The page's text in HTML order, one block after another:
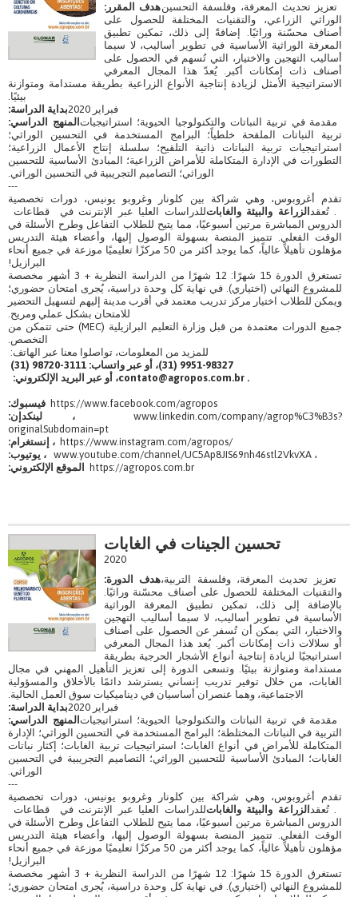
هدف المقرر:تعزيز تحديث المعرفة، وفلسفة التحسين
الوراثي الزراعي، والتقنيات المختلفة للحصول على
أصناف محسّنة وراثيًا. إضافةً إلى ذلك، تمكين تطبيق
المعرفة الوراثية الأساسية في تطوير أساليب، لا سيما
أساليب التهجين والاختيار، التي تُسهم في الحصول على
أصناف ذات إمكانات أكبر. يُعدّ هذا المجال المعرفي
الاستراتيجية الأمثل لزيادة إنتاجية الأنواع الزراعية بطريقة مستدامة ومتوازنة
بيئيًا.
بداية الدراسة:
فبراير 2020
المنهج الدراسي: مقدمة في تربية النباتات والتكنولوجيا الحيوية؛ استراتيجيات
تربية النباتات الملقحة خلطياً؛ البرامج المستخدمة في التحسين الوراثي؛
استراتيجيات تربية النباتات ذاتية التلقيح؛ سلسلة إنتاج الأعمال الزراعية؛
التطورات في الإدارة المتكاملة للأمراض الزراعية؛ المبادئ الأساسية للتحسين
الوراثي؛ التصاميم التجريبية في التحسين الوراثي.
---
تقدم أغروبوس، وهي شراكة بين كلونار وغروبو يونيس، دورات تخصصية
للدراسات العليا عبر الإنترنت في قطاعاتالزراعة والبيئة والغابات . تُعقد
الدروس المباشرة مرتين أسبوعيًا، مما يتيح للطلاب التفاعل وطرح الأسئلة في
الوقت الفعلي. تتميز المنصة بسهولة الوصول إليها، وأعضاء هيئة التدريس
مؤهلون تأهيلاً عالياً، كما يوجد أكثر من 50 مركزًا تعليميًا موزعة في جميع أنحاء
البرازيل!
تستغرق الدورة 15 شهرًا: 12 شهرًا من الدراسة النظرية + 3 أشهر مخصصة
للمشروع النهائي (اختياري). في نهاية كل وحدة دراسية، يُجرى امتحان حضوري؛
ويمكن للطلاب اختيار مركز تدريب معتمد في أقرب مدينة إليهم لتسهيل التحضير
للامتحان بشكل عملي ومريح.
جميع الدورات معتمدة من قبل وزارة التعليم البرازيلية (MEC) حتى تتمكن من
التخصص.
للمزيد من المعلومات، تواصلوا معنا عبر الهاتف:
9951-98327 (31)، أو عبر واتساب: 3111-98720 (31)
، أو عبر البريد الإلكتروني:contato@agropos.com.br .
فيسبوك: https://www.facebook.com/agropos
، لينكدإن:www.linkedin.com/company/agrop%C3%B3s?
originalSubdomain=pt
، إنستغرام: https://www.instagram.com/agropos/
، يوتيوب: www.youtube.com/channel/UC5Ap8JIS69nh46stl2VkvXA ،
الموقع الإلكتروني:
https://agropos.com.br
تحسين الجينات في الغابات
2020
هدف الدورة:تعزيز تحديث المعرفة، وفلسفة التربية،
والتقنيات المختلفة للحصول على أصناف محسّنة وراثيًا.
بالإضافة إلى ذلك، تمكين تطبيق المعرفة الوراثية
الأساسية في تطوير أساليب، لا سيما أساليب التهجين
والاختيار، التي يمكن أن تُسفر عن الحصول على أصناف
أو سلالات ذات إمكانات أكبر. يُعد هذا المجال المعرفي
استراتيجيًا لزيادة إنتاجية أنواع الأشجار الحرجية بطريقة
مستدامة ومتوازنة بيئيًا. وتسعى الدورة إلى تعزيز التأهيل المهني في مجال
الغابات، من خلال توفير تدريب إنساني يسترشد دائمًا بالأخلاق والمسؤولية
الاجتماعية، وهما عنصران أساسيان في ديناميكيات سوق العمل الحالية.
بداية الدراسة:
فبراير 2020
المنهج الدراسي: مقدمة في تربية النباتات والتكنولوجيا الحيوية؛ استراتيجيات
التربية في النباتات المختلطة؛ البرامج المستخدمة في التحسين الوراثي؛ الإدارة
المتكاملة للأمراض في أنواع الغابات؛ استراتيجيات تربية الغابات؛ إكثار نباتات
الغابات؛ المبادئ الأساسية للتحسين الوراثي؛ التصاميم التجريبية في التحسين
الوراثي.
---
تقدم أغروبوس، وهي شراكة بين كلونار وغروبو يونيس، دورات تخصصية
للدراسات العليا عبر الإنترنت في قطاعاتالزراعة والبيئة والغابات . تُعقد
الدروس المباشرة مرتين أسبوعيًا، مما يتيح للطلاب التفاعل وطرح الأسئلة في
الوقت الفعلي. تتميز المنصة بسهولة الوصول إليها، وأعضاء هيئة التدريس
مؤهلون تأهيلاً عالياً، كما يوجد أكثر من 50 مركزًا تعليميًا موزعة في جميع أنحاء
البرازيل!
تستغرق الدورة 15 شهرًا: 12 شهرًا من الدراسة النظرية + 3 أشهر مخصصة
للمشروع النهائي (اختياري). في نهاية كل وحدة دراسية، يُجرى امتحان حضوري؛